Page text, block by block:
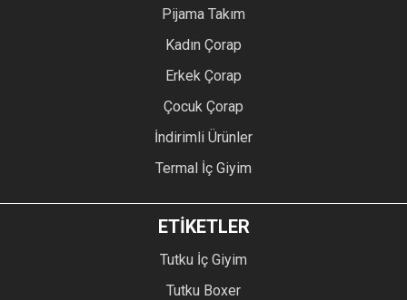
Pijama Takım
Kadın Çorap
Erkek Çorap
Çocuk Çorap
İndirimli Ürünler
Termal İç Giyim
ETİKETLER
Tutku İç Giyim
Tutku Boxer